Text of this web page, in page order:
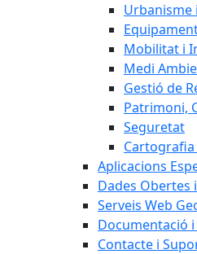
Urbanisme
Mobilitat i
Medi
Gestió de
Patrimoni,
Seguretat
Cartografia
Aplicacions
Dades Obertes
Serveis Web
Documentació i
Contacte i